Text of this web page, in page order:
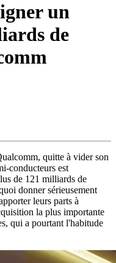
un
de
quitte à vider son
conducteurs est
de 121 milliards de
donner sérieusement
leurs parts à
la plus importante
qui a pourtant l'habitude